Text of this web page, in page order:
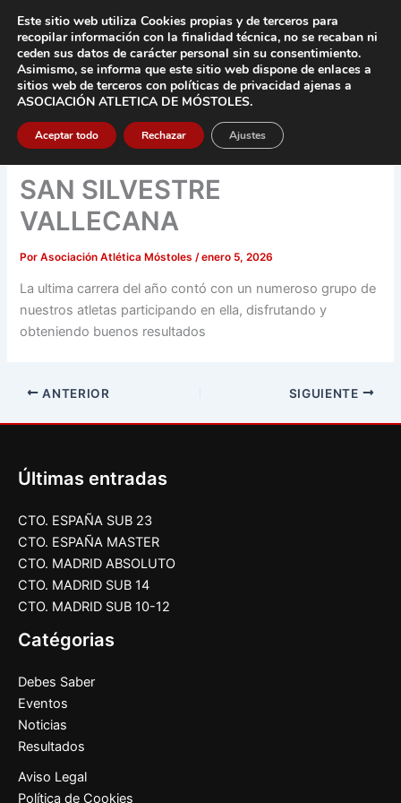
contenido
SAN SILVESTRE
VALLECANA
PorAsociación Atlética Móstoles/enero 5, 2026
La ultima carrera del año contó con un numeroso grupo de
nuestros atletas participando en ella, disfrutando y
obteniendo buenos resultados
ANTERIOR SIGUIENTE
Últimas entradas
CTO. ESPAÑA SUB 23
CTO. ESPAÑA MASTER
CTO. MADRID ABSOLUTO
CTO. MADRID SUB 14
CTO. MADRID SUB 10-12
Catégorias
Debes Saber
Eventos
Noticias
Resultados
Aviso Legal
Política de Cookies
Este sitio web utiliza Cookies propias y de terceros para
recopilar información con la finalidad técnica, no se recaban ni
ceden sus datos de carácter personal sin su consentimiento.
Asimismo, se informa que este sitio web dispone de enlaces a
sitios web de terceros con políticas de privacidad ajenas a
ASOCIACIÓN ATLETICA DE MÓSTOLES.
Aceptar todo Rechazar Ajustes